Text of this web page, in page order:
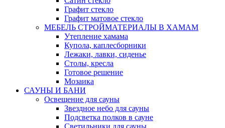
Графит стекло
Графит матовое стекло
МЕБЕЛЬ СТРОЙМАТЕРИАЛЫ В ХАМАМ
Утепление хамама
Купола, каплесборники
Лежаки, лавки, сиденье
Столы, кресла
Готовое решение
Мозаика
САУНЫ И БАНИ
Освещение для сауны
Звездное небо для сауны
Подсветка полков в сауне